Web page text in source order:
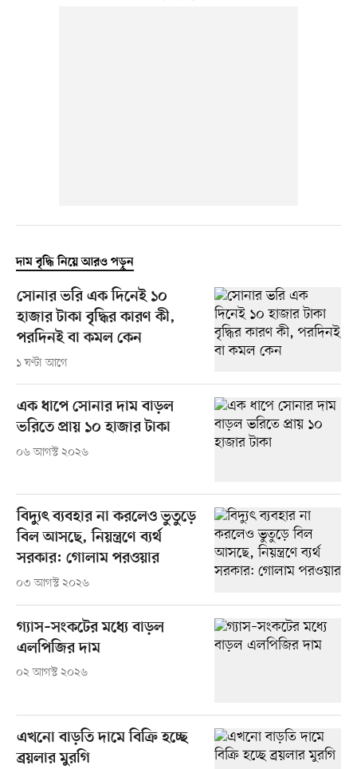
দাম বৃদ্ধি নিয়ে আরও পড়ুন
সোনার ভরি এক দিনেই ১০
হাজার টাকা বৃদ্ধির কারণ কী,
পরদিনই বা কমল কেন
১ ঘণ্টা আগে
এক ধাপে সোনার দাম বাড়ল
ভরিতে প্রায় ১০ হাজার টাকা
০৬ আগস্ট ২০২৬
বিদ্যুৎ ব্যবহার না করলেও ভুতুড়ে
বিল আসছে, নিয়ন্ত্রণে ব্যর্থ
সরকার: গোলাম পরওয়ার
০৩ আগস্ট ২০২৬
গ্যাস–সংকটের মধ্যে বাড়ল
এলপিজির দাম
০২ আগস্ট ২০২৬
এখনো বাড়তি দামে বিক্রি হচ্ছে
ব্রয়লার মুরগি